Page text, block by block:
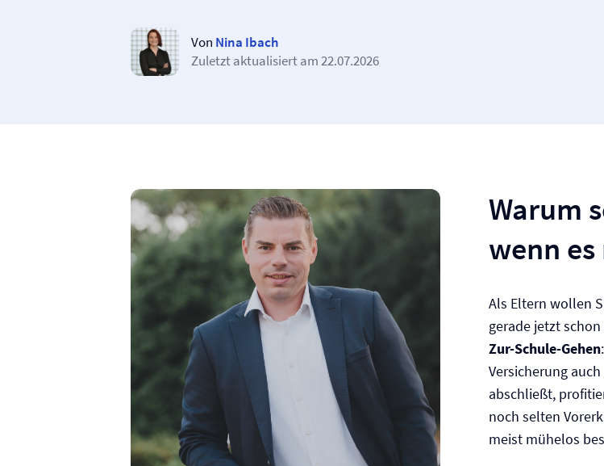
Von Nina Ibach
Zuletzt aktualisiert am22.07.2026
Warum
wenn
Als Eltern wollen
gerade jetzt
Zur-Schule-Gehen
Versicherung
abschließt,
noch selten
meist mühelos